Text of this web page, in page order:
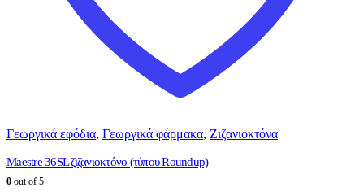
Γεωργικά εφόδια, Γεωργικά φάρμακα, Ζιζανιοκτόνα
Maestre 36SL ζιζανιοκτόνο (τύπου Roundup)
0 out of 5